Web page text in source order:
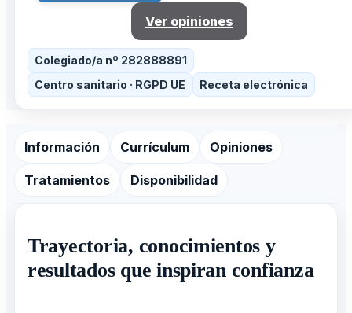
Ver opiniones
Colegiado/a nº 282888891
Centro sanitario · RGPD UE
Receta electrónica
Información Currículum Opiniones
Tratamientos Disponibilidad
Trayectoria, conocimientos y
resultados que inspiran confianza